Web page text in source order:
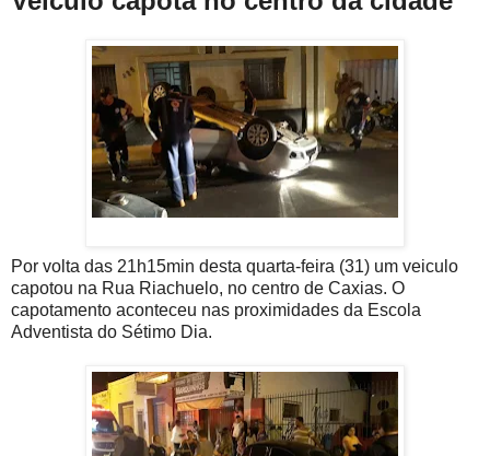
Por volta das 21h15min desta quarta-feira (31) um veiculo
capotou na Rua Riachuelo, no centro de Caxias. O
capotamento aconteceu nas proximidades da Escola
Adventista do Sétimo Dia.